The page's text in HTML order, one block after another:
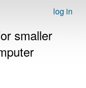
log in
smaller